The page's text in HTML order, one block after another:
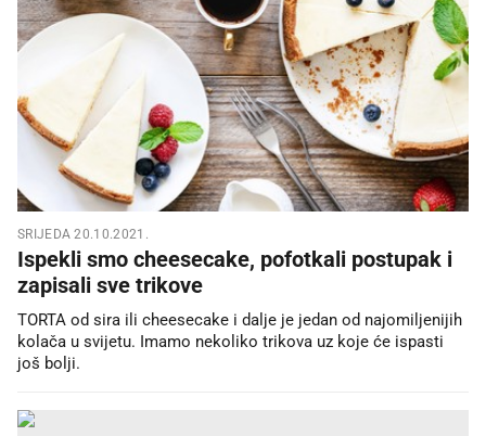
SRIJEDA 20.10.2021.
Ispekli smo cheesecake, pofotkali postupak i
zapisali sve trikove
TORTA od sira ili cheesecake i dalje je jedan od najomiljenijih
kolača u svijetu. Imamo nekoliko trikova uz koje će ispasti
još bolji.